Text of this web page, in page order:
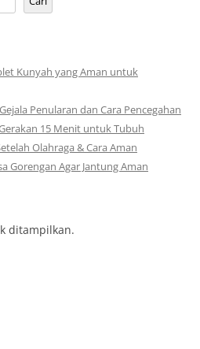
Kunyah yang Aman untuk
Penularan dan Cara Pencegahan
15 Menit untuk Tubuh
Olahraga & Cara Aman
Gorengan Agar Jantung Aman
ditampilkan.